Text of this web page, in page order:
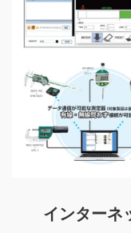
インターネ